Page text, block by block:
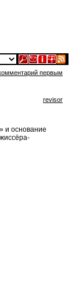
первым
revisor
и основание